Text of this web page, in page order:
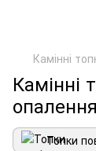
Камінні
Камінні
Топки